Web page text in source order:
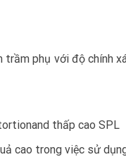
phụ với độ chính
thấp cao SPL
cao trong việc sử